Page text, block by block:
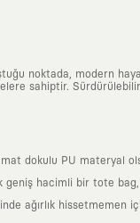
noktada, modern
sahiptir.
dokulu PU materyal
geniş hacimli bir tote bag,
ağırlık hissetmemen